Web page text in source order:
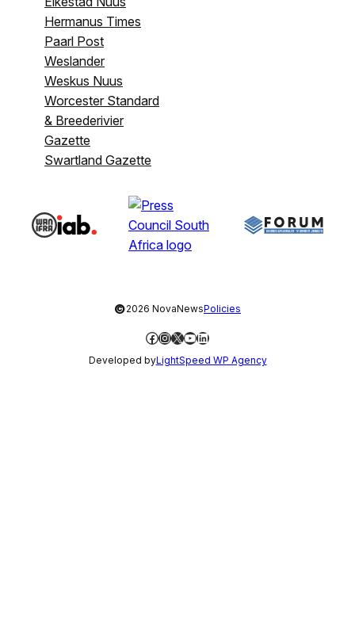
Hermanus Times
Paarl Post
Weslander
Weskus Nuus
Worcester Standard
& Breederivier
Gazette
Swartland Gazette
©2026 NovaNewsPolicies
Facebook
Instagram
X YouTube
LinkedIn
Developed byLightSpeed WP Agency